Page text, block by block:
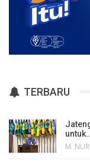
TERBARU
M.